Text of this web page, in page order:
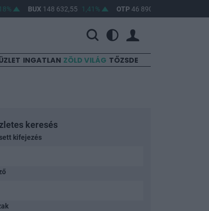
BUX 148 632,55 1,41% OTP 46 890 2,16%
INGATLAN ZÖLD VILÁG TŐZSDE
keresés
kifejezés